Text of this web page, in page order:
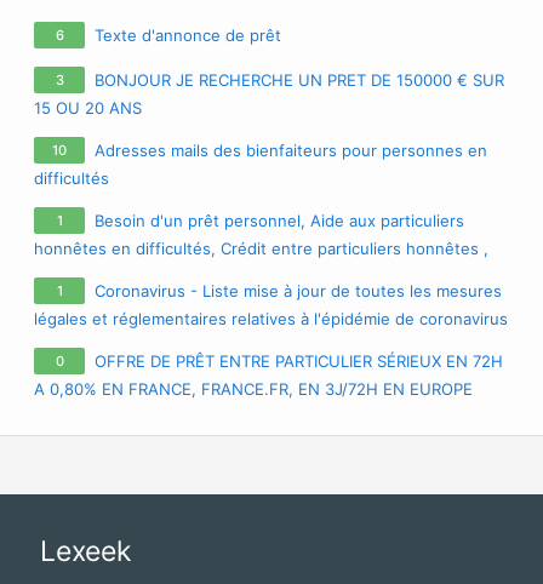
6 Texte d'annonce de prêt
3
BONJOUR JE RECHERCHE UN PRET DE 150000 € SUR
15 OU 20 ANS
10
Adresses mails des bienfaiteurs pour personnes en
difficultés
1
Besoin d'un prêt personnel, Aide aux particuliers
honnêtes en difficultés, Crédit entre particuliers honnêtes ,
Prêt personnel sans passer par une banque , Prêt entre
particuliers honnêtes en France et La Belgique , Prêt
personnel sans passer par une banque :
cherylgremont3@gmail.com
1
Coronavirus - Liste mise à jour de toutes les mesures
légales et réglementaires relatives à l'épidémie de coronavirus
/ covid-19 / sars-cov-2
0
OFFRE DE PRÊT ENTRE PARTICULIER SÉRIEUX EN 72H
A 0,80% EN FRANCE, FRANCE.FR, EN 3J/72H EN EUROPE
gouv.fr.fr@gmail.comOffre de prêt entre particuliers Très
Lexeek